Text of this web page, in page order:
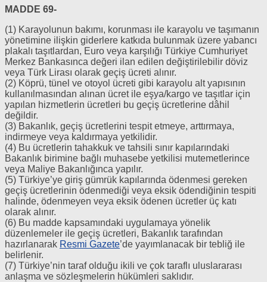
MADDE 69-
(1) Karayolunun bakımı, korunması ile karayolu ve taşımanın
yönetimine ilişkin giderlere katkıda bulunmak üzere yabancı
plakalı taşıtlardan, Euro veya karşılığı Türkiye Cumhuriyet
Merkez Bankasınca değeri ilan edilen değiştirilebilir döviz
veya Türk Lirası olarak geçiş ücreti alınır.
(2) Köprü, tünel ve otoyol ücreti gibi karayolu alt yapısının
kullanılmasından alınan ücret ile eşya/kargo ve taşıtlar için
yapılan hizmetlerin ücretleri bu geçiş ücretlerine dâhil
değildir.
(3) Bakanlık, geçiş ücretlerini tespit etmeye, arttırmaya,
indirmeye veya kaldırmaya yetkilidir.
(4) Bu ücretlerin tahakkuk ve tahsili sınır kapılarındaki
Bakanlık birimine bağlı muhasebe yetkilisi mutemetlerince
veya Maliye Bakanlığınca yapılır.
(5) Türkiye’ye giriş gümrük kapılarında ödenmesi gereken
geçiş ücretlerinin ödenmediği veya eksik ödendiğinin tespiti
halinde, ödenmeyen veya eksik ödenen ücretler üç katı
olarak alınır.
(6) Bu madde kapsamındaki uygulamaya yönelik
düzenlemeler ile geçiş ücretleri, Bakanlık tarafından
hazırlanarak Resmi Gazete’de yayımlanacak bir tebliğ ile
belirlenir.
(7) Türkiye’nin taraf olduğu ikili ve çok taraflı uluslararası
anlaşma ve sözleşmelerin hükümleri saklıdır.